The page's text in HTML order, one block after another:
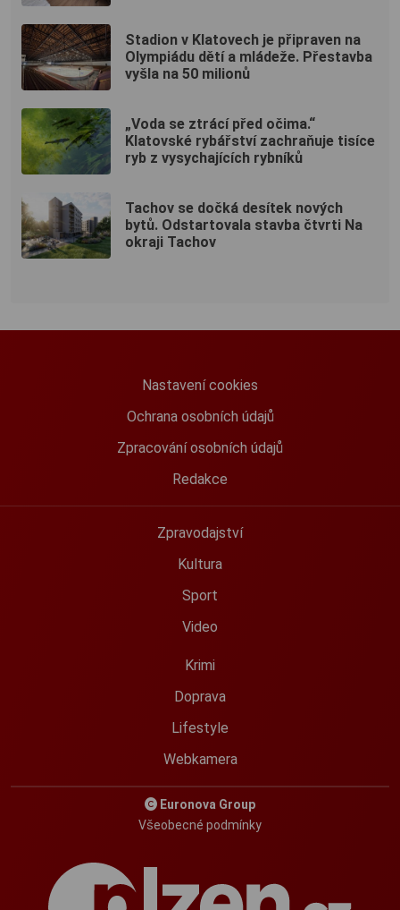
Stadion v Klatovech je připraven na
Olympiádu dětí a mládeže. Přestavba
vyšla na 50 milionů
„Voda se ztrácí před očima.“
Klatovské rybářství zachraňuje tisíce
ryb z vysychajících rybníků
Tachov se dočká desítek nových
bytů. Odstartovala stavba čtvrti Na
okraji Tachov
Nastavení cookies
Ochrana osobních údajů
Zpracování osobních údajů
Redakce
Zpravodajství
Kultura
Sport
Video
Krimi
Doprava
Lifestyle
Webkamera
Euronova Group
Všeobecné podmínky